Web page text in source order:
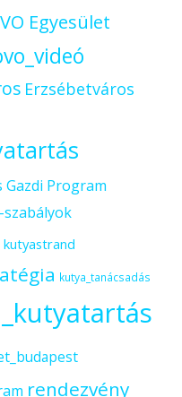
Egyesület
Erzsébetváros
Gazdi Program
kutyastrand
kutya_tanácsadás
rendezvény